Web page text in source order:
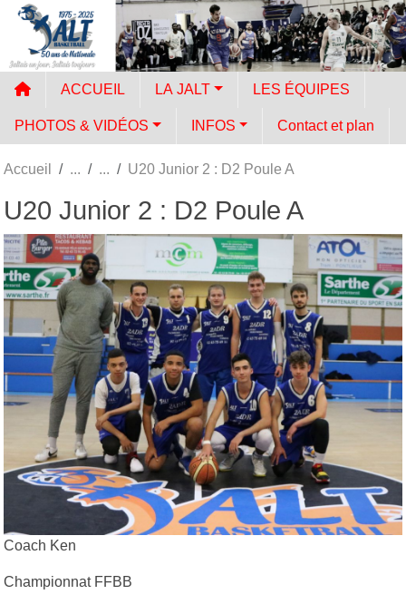
ACCUEIL LA JALT LES ÉQUIPES
PHOTOS & VIDÉOS INFOS Contact et plan
Accueil U20 Junior 2 : D2 Poule A
U20 Junior 2 : D2 Poule A
Coach Ken
Championnat FFBB
Panneau de gestion des cookies